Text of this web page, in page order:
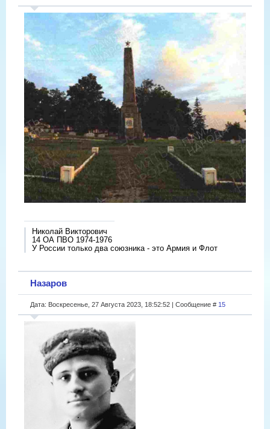
Николай Викторович
14 ОА ПВО 1974-1976
У России только два союзника - это Армия и Флот
Назаров
Дата: Воскресенье, 27 Августа 2023, 18:52:52 | Сообщение # 15